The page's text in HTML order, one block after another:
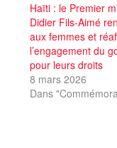
Haïti : le Premier
Didier Fils-Aimé
aux femmes et
l’engagement du
pour leurs droits
8 mars 2026
Dans